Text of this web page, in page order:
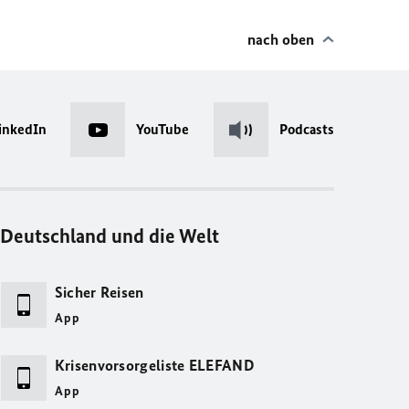
nach oben
YouTube Podcasts
Deutschland und die Welt
Sicher Reisen
App
Krisenvorsorgeliste ELEFAND
App